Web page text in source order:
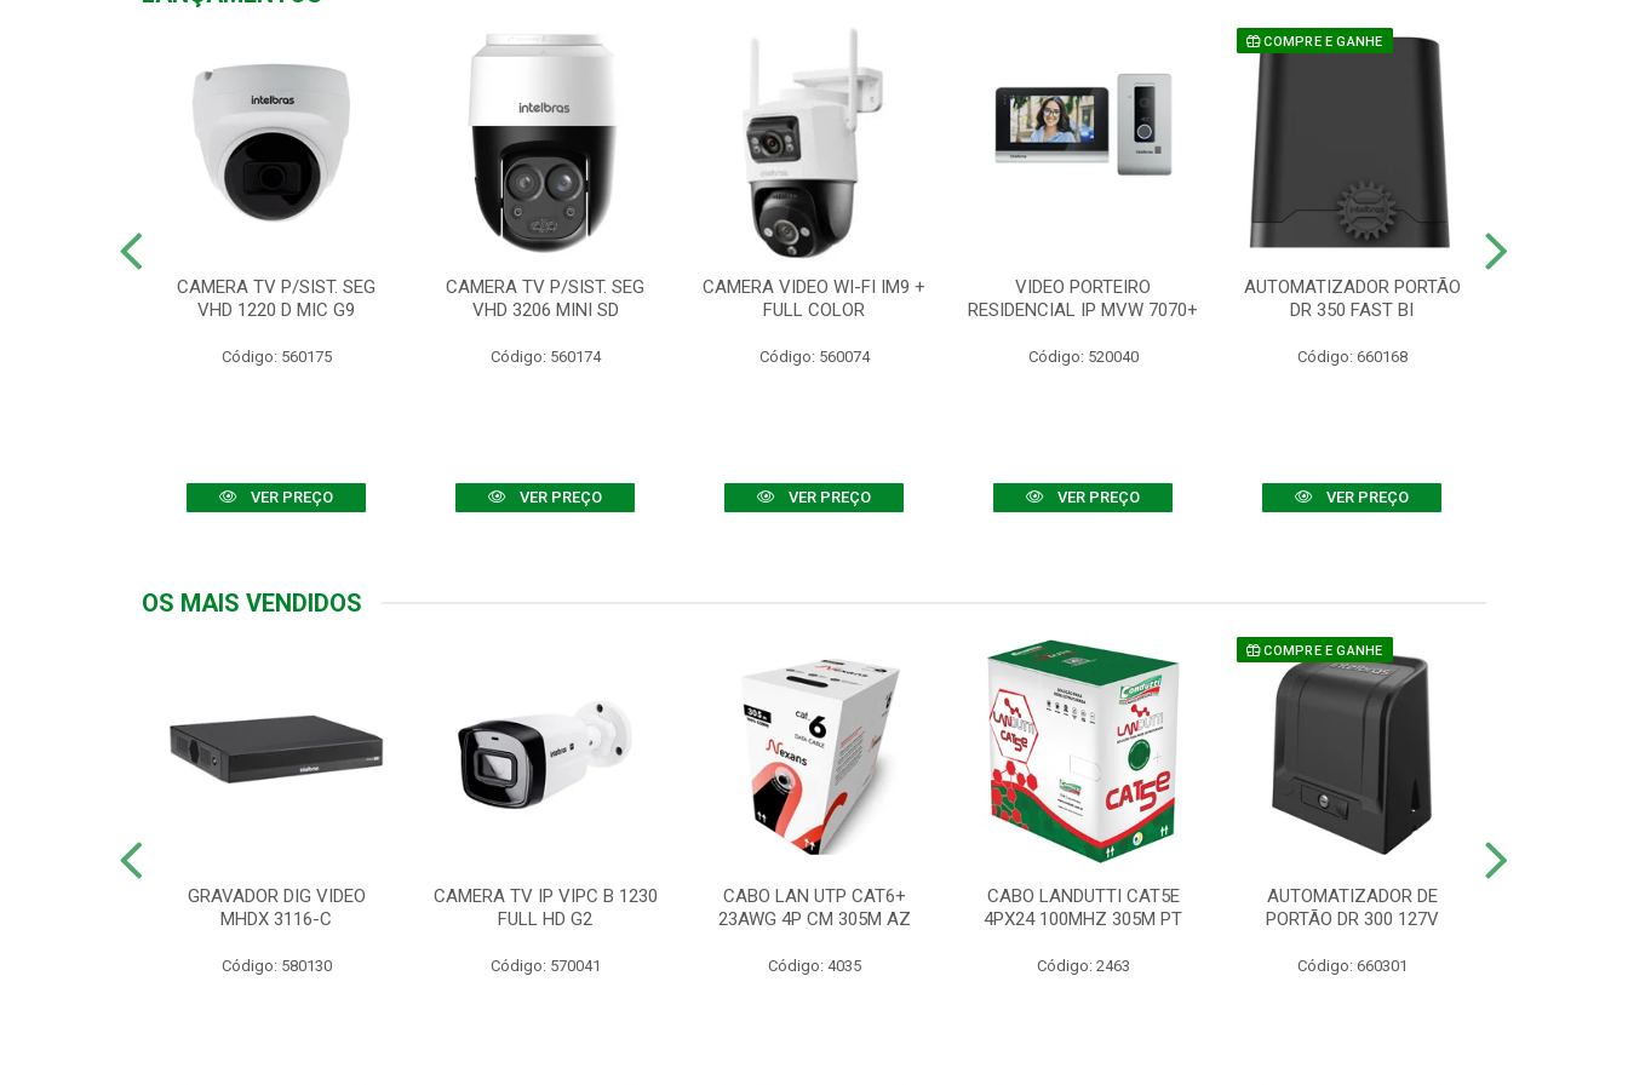
CAMERA TV P/SIST. SEG
VHD 1220 D MIC G9
Código: 560175
VER PREÇO
CAMERA TV P/SIST. SEG
VHD 3206 MINI SD
Código: 560174
VER PREÇO
CAMERA VIDEO WI-FI IM9 +
FULL COLOR
Código: 560074
VER PREÇO
VIDEO PORTEIRO
RESIDENCIAL IP MVW 7070+
Código: 520040
VER PREÇO
COMPRE E GANHE
AUTOMATIZADOR PORTÃO
DR 350 FAST BI
Código: 660168
VER PREÇO
OS MAIS VENDIDOS
GRAVADOR DIG VIDEO
MHDX 3116-C
Código: 580130
CAMERA TV IP VIPC B 1230
FULL HD G2
Código: 570041
CABO LAN UTP CAT6+
23AWG 4P CM 305M AZ
Código: 4035
CABO LANDUTTI CAT5E
4PX24 100MHZ 305M PT
Código: 2463
COMPRE E GANHE
AUTOMATIZADOR DE
PORTÃO DR 300 127V
Código: 660301